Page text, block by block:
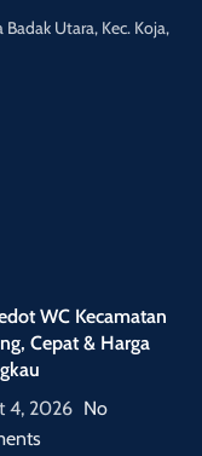
Utara, Kec. Koja,
WC Kecamatan
Cepat & Harga
4, 2026 No